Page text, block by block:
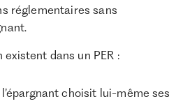
réglementaires sans
dans un PER :
l’épargnant choisit lui-même ses